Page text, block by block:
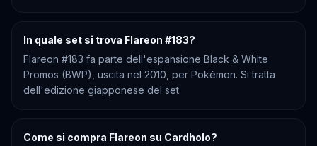
In quale set si trova Flareon #183?
Flareon #183 fa parte dell'espansione Black & White
Promos (BWP), uscita nel 2010, per Pokémon. Si tratta
dell'edizione giapponese del set.
Come si compra Flareon su Cardholo?